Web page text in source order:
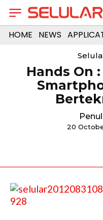
HOME NEWS
Hands On
20